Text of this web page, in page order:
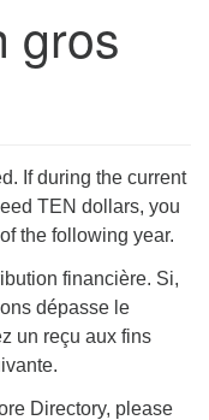
gros
If during the current
TEN dollars, you
the following year.
financière. Si,
dépasse le
un reçu aux fins
Directory, please